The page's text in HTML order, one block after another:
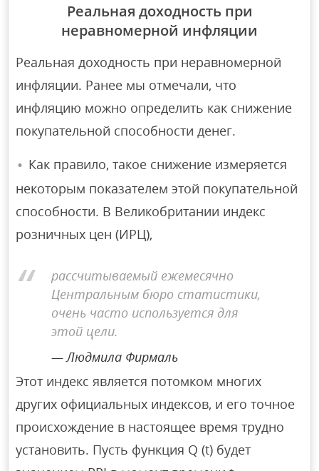
Реальная доходность при
неравномерной инфляции
Реальная доходность при неравномерной
инфляции. Ранее мы отмечали, что
инфляцию можно определить как снижение
покупательной способности денег.
Как правило, такое снижение измеряется
некоторым показателем этой покупательной
способности. В Великобритании индекс
розничных цен (ИРЦ),
рассчитываемый ежемесячно
Центральным бюро статистики,
очень часто используется для
этой цели.
Людмила Фирмаль
Этот индекс является потомком многих
других официальных индексов, и его точное
происхождение в настоящее время трудно
установить. Пусть функция Q (t) будет